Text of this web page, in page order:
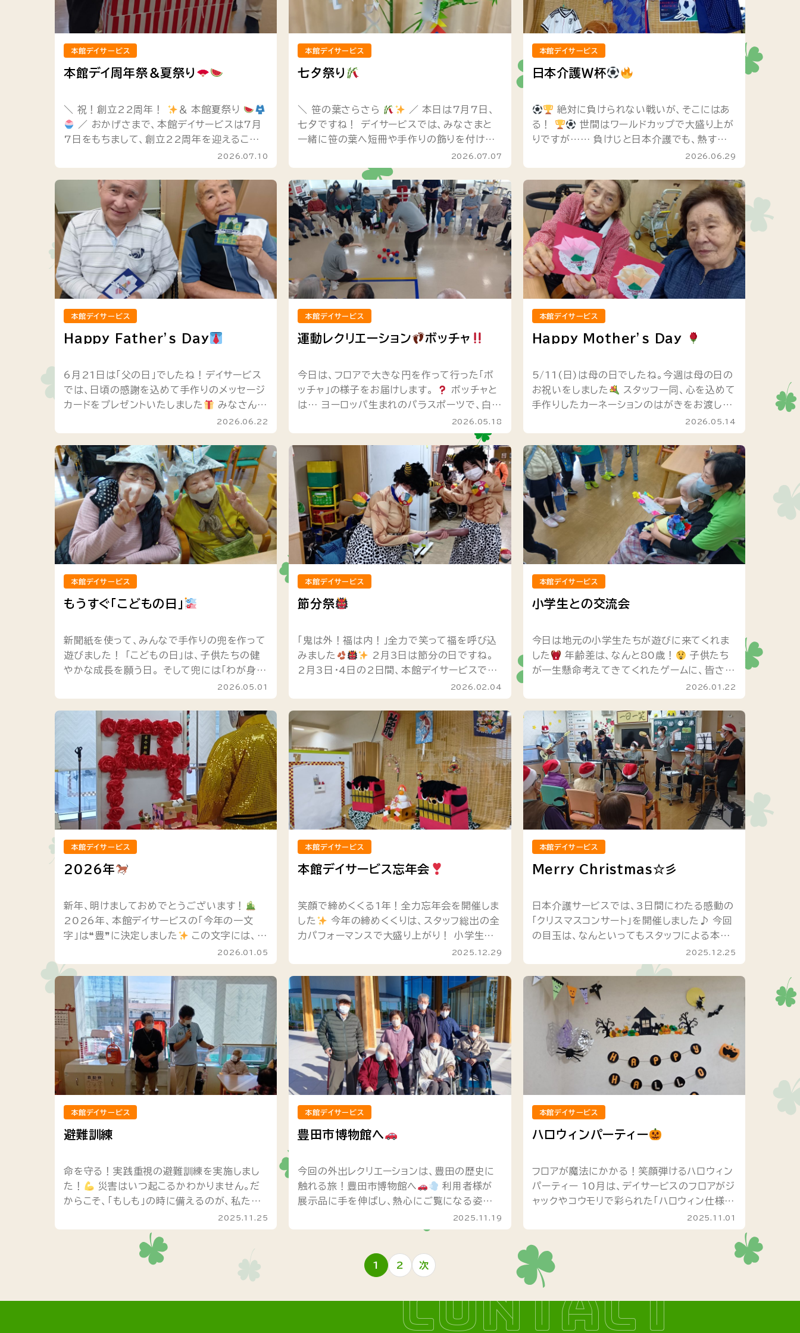
本館デイサービス
本館デイ周年祭＆夏祭り
＼ 祝！創立22周年！
＆ 本館夏祭り
／ おかげさまで、本館デイサービスは7月
7日をもちまして、創立22周年を迎えること
いつも通ってくださるご利
用者様、温かく支えてくださ...
2026.07.10
本館デイサービス
七夕祭り
＼ 笹の葉さらさら
／ 本日は7月7日、
七夕ですね！ デイサービスでは、みなさまと
一緒に笹の葉へ短冊や手作りの飾りを付けま
写真をよーく見てみると…… 「お父さ
んと仲良く暮らせますように」...
2026.07.07
本館デイサービス
日本介護W杯
絶対に負けられない戦いが、そこにはあ
る！
世間はワールドカップで大盛り上が
りですが…… 負けじと日本介護でも、熱すぎ
るイベント『日本介護 W杯』を 開催しました！
今回のイベントは、な...
2026.06.29
本館デイサービス
Happy Father’s Day
6月21日は「父の日」でしたね！デイサービス
では、日頃の感謝を込めて手作りのメッセージ
カードをプレゼントいたしました
みなさん
は、父の日の始まりをご存知ですか？ 実はア
メリカで「男手一つで自分を育て...
2026.06.22
本館デイサービス
運動レクリエーション ボッチャ
今日は、フロアで大きな円を作って行った「ボ
ッチャ」の様子をお届けします。
ボッチャと
は… ヨーロッパ生まれのパラスポーツで、白い
ターゲットボール（的）に向けて、赤と青のチー
ムに分かれてボールを投げ...
2026.05.18
本館デイサービス
Happy Mother’s Day
5/11(日)は母の日でしたね。今週は母の日の
お祝いをしました
スタッフ一同、心を込めて
手作りしたカーネーションのはがきをお渡しし
「母の日」の由来をご存知ですか？
アメリカのある女性が、亡...
2026.05.14
本館デイサービス
もうすぐ「こどもの日」
新聞紙を使って、みんなで手作りの兜を作って
遊びました！ 「こどもの日」は、子供たちの健
やかな成長を願う日。 そして兜には「わが身を
護る」という意味や、病気や災難から身を守ろ
うという 願いが込められてい...
2026.05.01
本館デイサービス
節分祭
「鬼は外！福は内！」全力で笑って福を呼び込
みました
2月3日は節分の日ですね。
2月3日・4日の2日間、本館デイサービスでは
「節分祭」を開催！ スタッフ扮する鬼の登場
に、会場は一気にヒートアップ...
2026.02.04
本館デイサービス
小学生との交流会
今日は地元の小学生たちが遊びに来てくれま
した
年齢差は、なんと80歳！
子供たち
が一生懸命考えてきてくれたゲームに、皆さん
夢中で参加されていました。 一生懸命な子供
たちの姿に、利用者様もスタッフも...
2026.01.22
本館デイサービス
2026年
新年、明けましておめでとうございます！
2026年、本館デイサービスの「今年の一文
字」は❝豊❞に決定しました
この文字には、私
たちの愛する「豊田」の街のように、皆様の毎日
がより「豊かに」、そして心...
2026.01.05
本館デイサービス
本館デイサービス忘年会
笑顔で締めくくる1年！全力忘年会を開催しま
した
今年の締めくくりは、スタッフ総出の全
力パフォーマンスで大盛り上がり！ 小学生に
なりきって「勇気100%」を元気に踊ったかと
思えば、手作り衣装に身を包ん...
2025.12.29
本館デイサービス
Merry Christmas☆彡
日本介護サービスでは、3日間にわたる感動の
「クリスマスコンサート」を開催しました♪ 今回
の目玉は、なんといってもスタッフによる本格
ギター、ベース、キーボード、鉄琴、
ミニハープにタンバリン…...
2025.12.25
本館デイサービス
避難訓練
命を守る！実践重視の避難訓練を実施しまし
た！
災害はいつ起こるかわかりません。だ
からこそ、「もしも」の時に備えるのが、私たち
の責任です。 先日、利用者様とスタッフ全員で
真剣に避難訓練を行いました！ ...
2025.11.25
本館デイサービス
豊田市博物館へ
今回の外出レクリエーションは、豊田の歴史に
触れる旅！豊田市博物館へ
利用者様が
展示品に手を伸ばし、熱心にご覧になる姿が
印象的でした。 昔の出来事や暮らしぶりを見
て、話が尽きません。 「懐かしいね」...
2025.11.19
本館デイサービス
ハロウィンパーティー
フロアが魔法にかかる！笑顔弾けるハロウィン
パーティー 10月は、デイサービスのフロアがジ
ャックやコウモリで彩られた「ハロウィン仕様の
賑やかな空間」に大変身します。 普段とは違う
非日常の雰囲気の中で、職...
2025.11.01
投
稿
の
1 2 次
CONTACT